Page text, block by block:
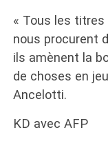
« Tous les
nous procurent
ils amènent la
de choses en
Ancelotti.
KD avec AFP